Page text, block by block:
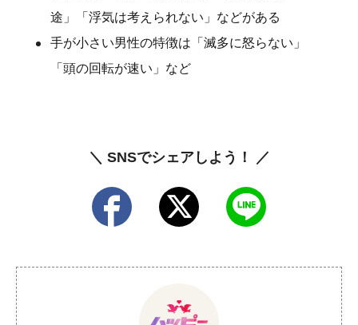
途」「浮気は考えられない」などがある
手が小さい男性の特徴は「滅多に怒らない」
「頭の回転が速い」など
＼ SNSでシェアしよう！ ／